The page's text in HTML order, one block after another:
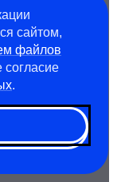
запуска
по модели
сайтом,
файлов
согласие
.